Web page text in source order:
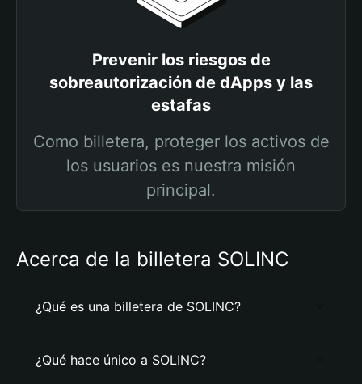
Prevenir los riesgos de
sobreautorización de dApps y las
estafas
Como billetera, proteger los activos de
los usuarios es nuestra misión
principal.
Acerca de la billetera SOLINC
¿Qué es una billetera de SOLINC?
¿Qué hace único a SOLINC?